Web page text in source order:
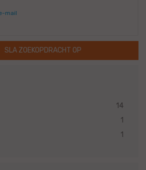
mail
SLA ZOEKOPDRACHT OP
14
1
1